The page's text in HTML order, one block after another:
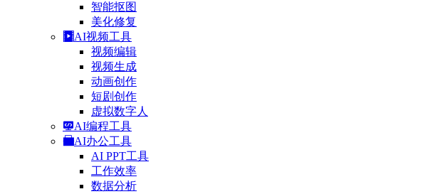
智能抠图
美化修复
AI视频工具
视频编辑
视频生成
动画创作
短剧创作
虚拟数字人
AI编程工具
AI办公工具
AI PPT工具
工作效率
数据分析